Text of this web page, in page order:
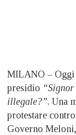
MILANO –
presidio
illegale?”. Una
protestare
Governo